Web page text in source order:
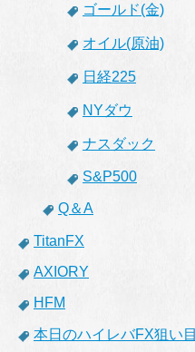
ゴールド(金)
オイル(原油)
日経225
NYダウ
ナスダック
S&P500
Q＆A
TitanFX
AXIORY
HFM
本日のハイレバFX狙い目